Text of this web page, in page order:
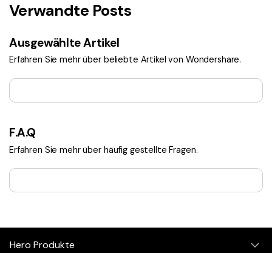
Verwandte Posts
Ausgewählte Artikel
Erfahren Sie mehr über beliebte Artikel von Wondershare.
F.A.Q
Erfahren Sie mehr über häufig gestellte Fragen.
Hero Produkte